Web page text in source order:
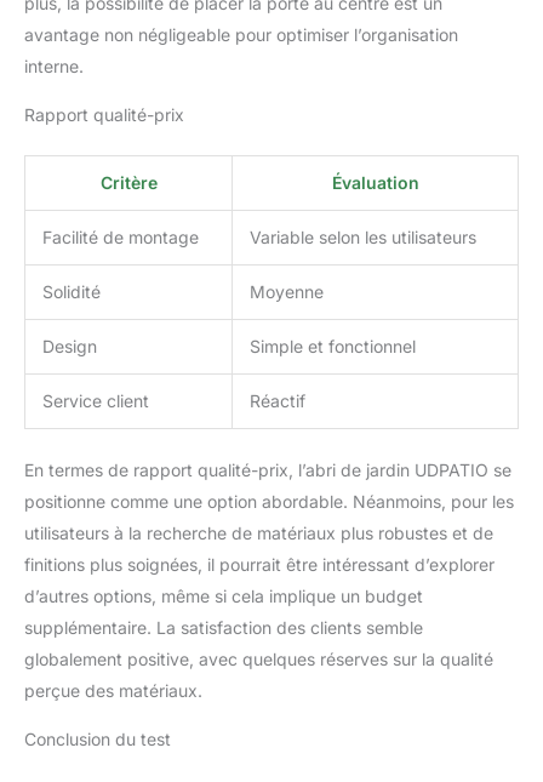
manuel d'installation
clair. Assemblage facile à
ou montage – achat sans
avantage non négligeable pour optimiser l’organisation
interne.
Rapport qualité-prix
Critère Évaluation
Facilité de montage Variable selon les utilisateurs
Solidité Moyenne
Design Simple et fonctionnel
Service client Réactif
En termes de rapport qualité-prix, l’abri de jardin UDPATIO se
positionne comme une option abordable. Néanmoins, pour les
utilisateurs à la recherche de matériaux plus robustes et de
finitions plus soignées, il pourrait être intéressant d’explorer
d’autres options, même si cela implique un budget
supplémentaire. La satisfaction des clients semble
globalement positive, avec quelques réserves sur la qualité
perçue des matériaux.
Conclusion du test